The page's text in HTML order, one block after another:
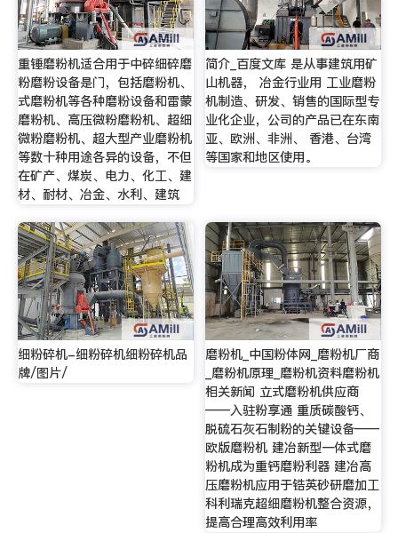
重锤磨粉机适合用于中碎细碎磨
粉磨粉设备是门，包括磨粉机、
式磨粉机等各种磨粉设备和雷蒙
磨粉机、高压微粉磨粉机、超细
微粉磨粉机、超大型产业磨粉机
等数十种用途各异的设备，不但
在矿产、煤炭、电力、化工、建
材、耐材、冶金、水利、建筑
简介_百度文库 是从事建筑用矿
山机器， 冶金行业用 工业磨粉
机制造、研发、销售的国际型专
业化企业，公司的产品已在东南
亚、欧洲、非洲、 香港、台湾
等国家和地区使用。
细粉碎机-细粉碎机细粉碎机品
牌/图片/
磨粉机_中国粉体网_磨粉机厂商
_磨粉机原理_磨粉机资料磨粉机
相关新闻 立式磨粉机供应商
——入驻粉享通 重质碳酸钙、
脱硫石灰石制粉的关键设备——
欧版磨粉机 建冶新型一体式磨
粉机成为重钙磨粉利器 建冶高
压磨粉机应用于锆英砂研磨加工
科利瑞克超细磨粉机整合资源，
提高合理高效利用率